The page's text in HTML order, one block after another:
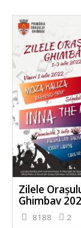
Zilele
Ghimbav
8188 2